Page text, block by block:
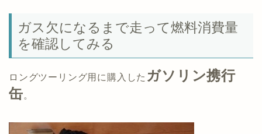
ガス欠になるまで走って燃料消費量
を確認してみる
ロングツーリング用に購入した ガソリン携行
缶。